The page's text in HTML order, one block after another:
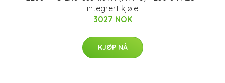
integrert kjøle
3027 NOK
KJØP NÅ